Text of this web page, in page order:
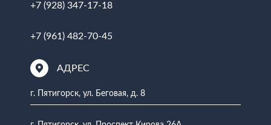
+7 (928) 347-17-18
+7 (961) 482-70-45
АДРЕС
г. Пятигорск, ул. Беговая, д. 8